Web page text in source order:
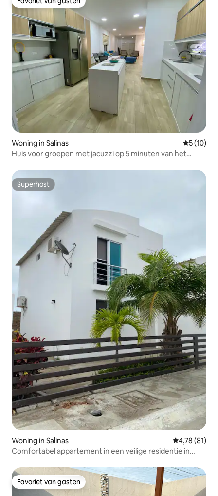
Favoriet van gasten
Woning in Salinas
5 (10)
Huis voor groepen met jacuzzi op 5 minuten van het
Superhost
Superhost
Woning in Salinas Gemiddelde
4,78 (81)
Comfortabel appartement in een veilige residentie in
Favoriet van gasten
Favoriet van gasten